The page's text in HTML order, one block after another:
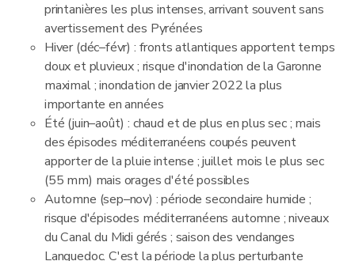
printanières les plus intenses, arrivant souvent sans
avertissement des Pyrénées
Hiver (déc–févr) : fronts atlantiques apportent temps
doux et pluvieux ; risque d'inondation de la Garonne
maximal ; inondation de janvier 2022 la plus
importante en années
Été (juin–août) : chaud et de plus en plus sec ; mais
des épisodes méditerranéens coupés peuvent
apporter de la pluie intense ; juillet mois le plus sec
(55 mm) mais orages d'été possibles
Automne (sep–nov) : période secondaire humide ;
risque d'épisodes méditerranéens automne ; niveaux
du Canal du Midi gérés ; saison des vendanges
Languedoc. C'est la période la plus perturbante